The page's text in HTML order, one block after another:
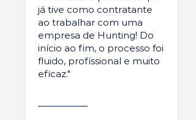
já tive como contratante
ao trabalhar com uma
empresa de Hunting! Do
início ao fim, o processo foi
fluido, profissional e muito
eficaz."